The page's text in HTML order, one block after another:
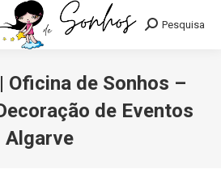
Pesquisa:
Pesquisa
Oficina de Sonhos –
de Eventos
Algarve